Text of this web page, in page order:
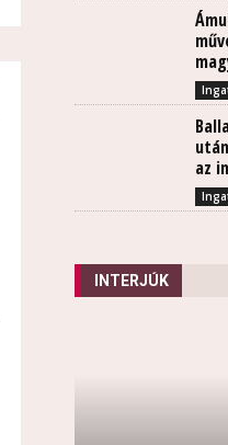
az
INTERJÚK